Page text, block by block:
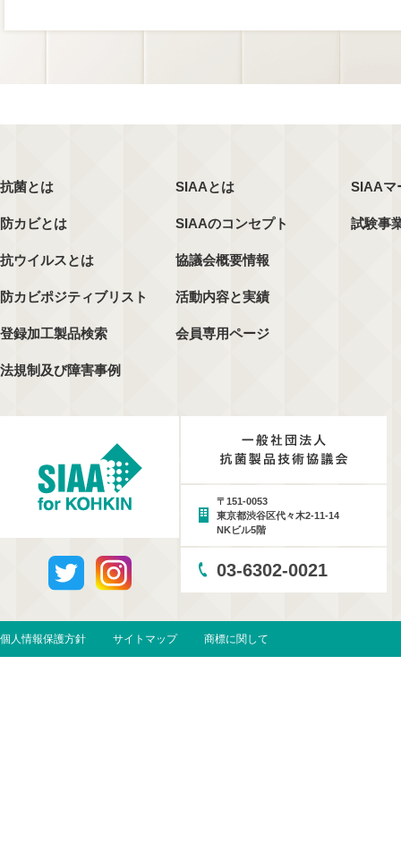
抗菌とは
防カビとは
抗ウイルスとは
防カビポジティブリスト
登録加工製品検索
法規制及び障害事例
SIAAとは
SIAAのコンセプト
協議会概要情報
活動内容と実績
会員専用ページ
SIAAマ
試験事
〒151-0053
東京都渋谷区代々木2-11-14
NKビル5階
03-6302-0021
個人情報保護方針 サイトマップ 商標に関して